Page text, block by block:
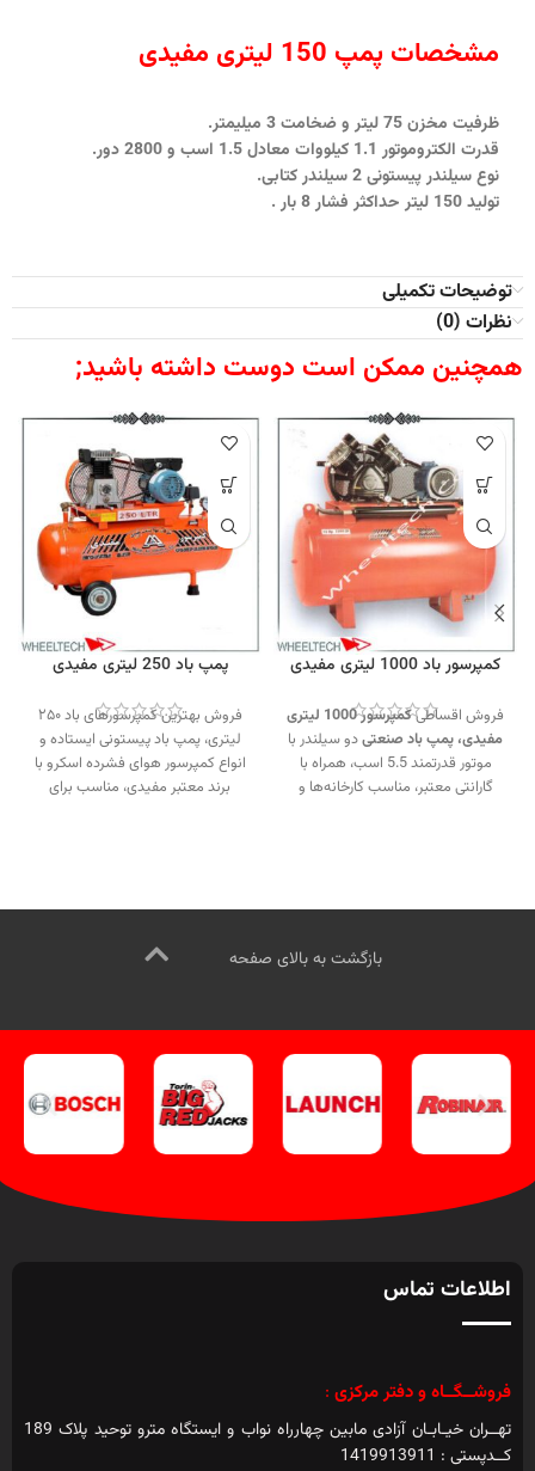
مشخصات پمپ 150 لیتری مفیدی
ظرفیت مخزن 75 لیتر و ضخامت 3 میلیمتر.
قدرت الکتروموتور 1.1 کیلووات معادل 1.5 اسب و 2800 دور.
نوع سیلندر پیستونی 2 سیلندر کتابی.
تولید 150 لیتر حداکثر فشار 8 بار .
توضیحات تکمیلی
نظرات (0)
همچنین ممکن است دوست داشته باشید;
کمپرسور باد 1000 لیتری مفیدی
فروش اقساطی
کمپرسور 1000 لیتری
مفیدی، پمپ باد صنعتیدو سیلندر با
موتور قدرتمند 5.5 اسب، همراه با
گارانتی معتبر، مناسب کارخانه‌ها و
کنید.اینستاگرام ویل تک کلیک کنید.
پمپ باد 250 لیتری مفیدی
فروش بهترین کمپرسورهای باد ۲۵۰
لیتری، پمپ باد پیستونی ایستاده و
انواع کمپرسور هوای فشرده اسکرو با
برند معتبر مفیدی، مناسب برای
کلیک کنید.
بازگشت به بالای صفحه
اطلاعات تماس
فروشــگــاه و دفتر مرکزی :
تهــران خیـابـان آزادی مابین چهارراه نواب و ایستگاه مترو توحید پلاک 189
کــدپستی : 1419913911